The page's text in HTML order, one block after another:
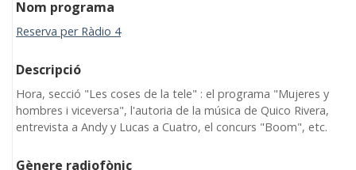
Nom programa
Reserva per Ràdio 4
Descripció
Hora, secció "Les coses de la tele" : el programa "Mujeres y
hombres i viceversa", l'autoria de la música de Quico Rivera,
entrevista a Andy y Lucas a Cuatro, el concurs "Boom", etc.
Gènere radiofònic